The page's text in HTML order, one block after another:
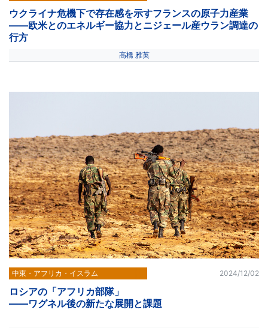
ウクライナ危機下で存在感を示すフランスの原子力産業
――欧米とのエネルギー協力とニジェール産ウラン調達の
行方
高橋 雅英
中東・アフリカ・イスラム 2024/12/02
ロシアの「アフリカ部隊」
――ワグネル後の新たな展開と課題